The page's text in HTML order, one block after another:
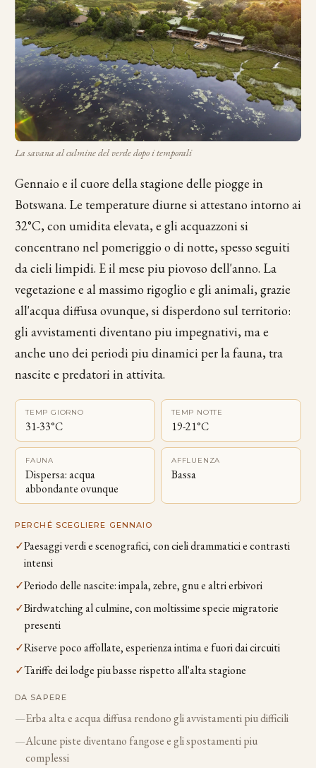
La savana al culmine del verde dopo i temporali
Gennaio e il cuore della stagione delle piogge in
Botswana. Le temperature diurne si attestano intorno ai
32°C, con umidita elevata, e gli acquazzoni si
concentrano nel pomeriggio o di notte, spesso seguiti
da cieli limpidi. E il mese piu piovoso dell'anno. La
vegetazione e al massimo rigoglio e gli animali, grazie
all'acqua diffusa ovunque, si disperdono sul territorio:
gli avvistamenti diventano piu impegnativi, ma e
anche uno dei periodi piu dinamici per la fauna, tra
nascite e predatori in attivita.
TEMP GIORNO
31-33°C
TEMP NOTTE
19-21°C
FAUNA
Dispersa: acqua
abbondante ovunque
AFFLUENZA
Bassa
PERCHÉ SCEGLIERE GENNAIO
✓Paesaggi verdi e scenografici, con cieli drammatici e contrasti
intensi
✓Periodo delle nascite: impala, zebre, gnu e altri erbivori
✓Birdwatching al culmine, con moltissime specie migratorie
presenti
✓Riserve poco affollate, esperienza intima e fuori dai circuiti
✓Tariffe dei lodge piu basse rispetto all'alta stagione
DA SAPERE
—Erba alta e acqua diffusa rendono gli avvistamenti piu difficili
—Alcune piste diventano fangose e gli spostamenti piu
complessi